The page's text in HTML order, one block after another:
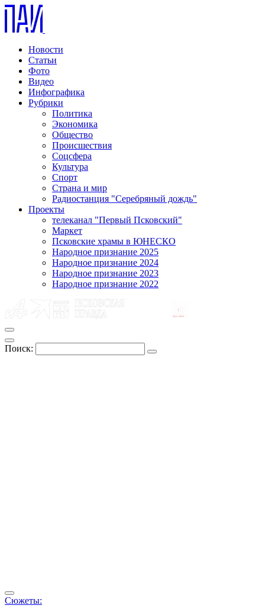
Новости
Статьи
Фото
Видео
Инфографика
Рубрики
Политика
Экономика
Общество
Происшествия
Соцсфера
Культура
Спорт
Страна и мир
Радиостанция "Серебряный дождь"
Проекты
телеканал "Первый Псковский"
Маркет
Псковские храмы в ЮНЕСКО
Народное признание 2025
Народное признание 2024
Народное признание 2023
Народное признание 2022
Поиск:
Сюжеты: